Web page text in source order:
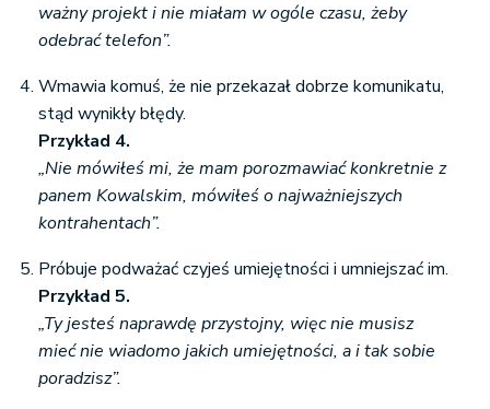
ważny projekt i nie miałam w ogóle czasu, żeby
odebrać telefon”.
Wmawia komuś, że nie przekazał dobrze komunikatu,
stąd wynikły błędy.
Przykład 4.
„Nie mówiłeś mi, że mam porozmawiać konkretnie z
panem Kowalskim, mówiłeś o najważniejszych
kontrahentach”.
Próbuje podważać czyjeś umiejętności i umniejszać im.
Przykład 5.
„Ty jesteś naprawdę przystojny, więc nie musisz
mieć nie wiadomo jakich umiejętności, a i tak sobie
poradzisz”.